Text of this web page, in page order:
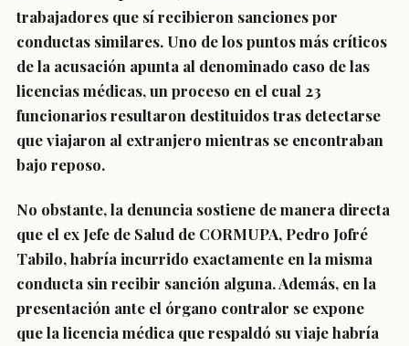
trabajadores que sí recibieron sanciones por
conductas similares. Uno de los puntos más críticos
de la acusación apunta al denominado caso de las
licencias médicas, un proceso en el cual 23
funcionarios resultaron destituidos tras detectarse
que viajaron al extranjero mientras se encontraban
bajo reposo.
No obstante, la denuncia sostiene de manera directa
que el ex Jefe de Salud de CORMUPA, Pedro Jofré
Tabilo, habría incurrido exactamente en la misma
conducta sin recibir sanción alguna. Además, en la
presentación ante el órgano contralor se expone
que la licencia médica que respaldó su viaje habría